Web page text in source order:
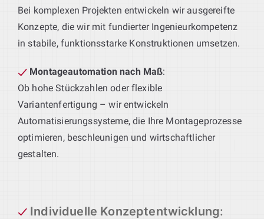
Bei komplexen Projekten entwickeln wir ausgereifte
Konzepte, die wir mit fundierter Ingenieurkompetenz
in stabile, funktionsstarke Konstruktionen umsetzen.
Montageautomation nach Maß:
Ob hohe Stückzahlen oder flexible
Variantenfertigung – wir entwickeln
Automatisierungssysteme, die Ihre Montageprozesse
optimieren, beschleunigen und wirtschaftlicher
gestalten.
Individuelle Konzeptentwicklung: